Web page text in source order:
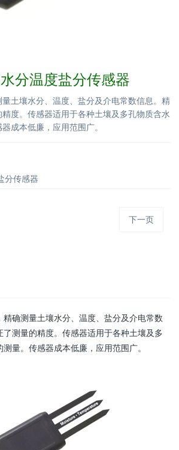
分温度盐分传感器
土壤水分、温度、盐分及介电常数信息。精
度。传感器适用于各种土壤及多孔物质含水
成本低廉，应用范围广。
分传感器
下一页
精确测量土壤水分、温度、盐分及介电常数
测量的精度。传感器适用于各种土壤及多
量。传感器成本低廉，应用范围广。